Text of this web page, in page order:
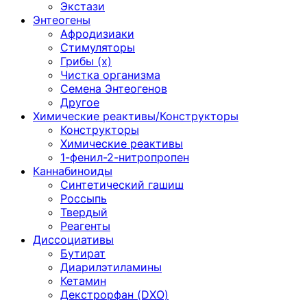
Экстази
Энтеогены
Афродизиаки
Стимуляторы
Грибы (х)
Чистка организма
Семена Энтеогенов
Другое
Химические реактивы/Конструкторы
Конструкторы
Химические реактивы
1-фенил-2-нитропропен
Каннабиноиды
Синтетический гашиш
Россыпь
Твердый
Реагенты
Диссоциативы
Бутират
Диарилэтиламины
Кетамин
Декстрорфан (DXO)